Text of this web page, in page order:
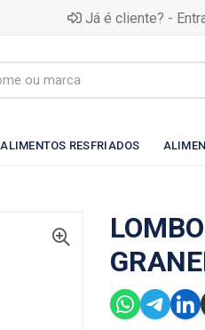
Já é cliente? -
ALIMENTOS RESFRIADOS